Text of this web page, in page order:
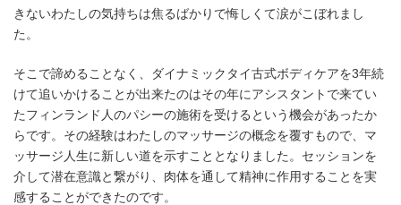
きないわたしの気持ちは焦るばかりで悔しくて涙がこぼれまし
た。
そこで諦めることなく、ダイナミックタイ古式ボディケアを3年続
けて追いかけることが出来たのはその年にアシスタントで来てい
たフィンランド人のパシーの施術を受けるという機会があったか
らです。その経験はわたしのマッサージの概念を覆すもので、マ
ッサージ人生に新しい道を示すこととなりました。セッションを
介して潜在意識と繋がり、肉体を通して精神に作用することを実
感することができたのです。